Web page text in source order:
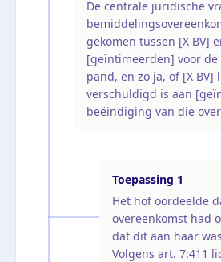
De centrale juridische
gekomen tussen [X BV]
[geïntimeerden] voor
pand, en zo ja, of [X BV]
verschuldigd is aan
beëindiging van die
Toepassing 1
Het hof oordeelde
overeenkomst had
dat dit aan haar
Volgens art. 7:411